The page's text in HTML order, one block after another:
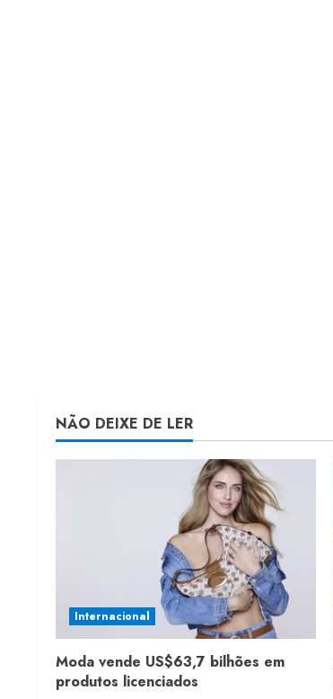
NÃO DEIXE DE LER
Internacional
Moda vende US$63,7 bilhões em
produtos licenciados